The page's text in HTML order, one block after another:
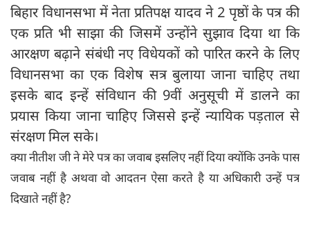
बिहार विधानसभा में नेता प्रतिपक्ष यादव ने 2 पृष्ठों के पत्र की
एक प्रति भी साझा की जिसमें उन्होंने सुझाव दिया था कि
आरक्षण बढ़ाने संबंधी नए विधेयकों को पारित करने के लिए
विधानसभा का एक विशेष सत्र बुलाया जाना चाहिए तथा
इसके बाद इन्हें संविधान की 9वीं अनुसूची में डालने का
प्रयास किया जाना चाहिए जिससे इन्हें न्यायिक पड़ताल से
संरक्षण मिल सके।
क्या नीतीश जी ने मेरे पत्र का जवाब इसलिए नहीं दिया क्योंकि उनके पास
जवाब नहीं है अथवा वो आदतन ऐसा करते है या अधिकारी उन्हें पत्र
दिखाते नहीं है?